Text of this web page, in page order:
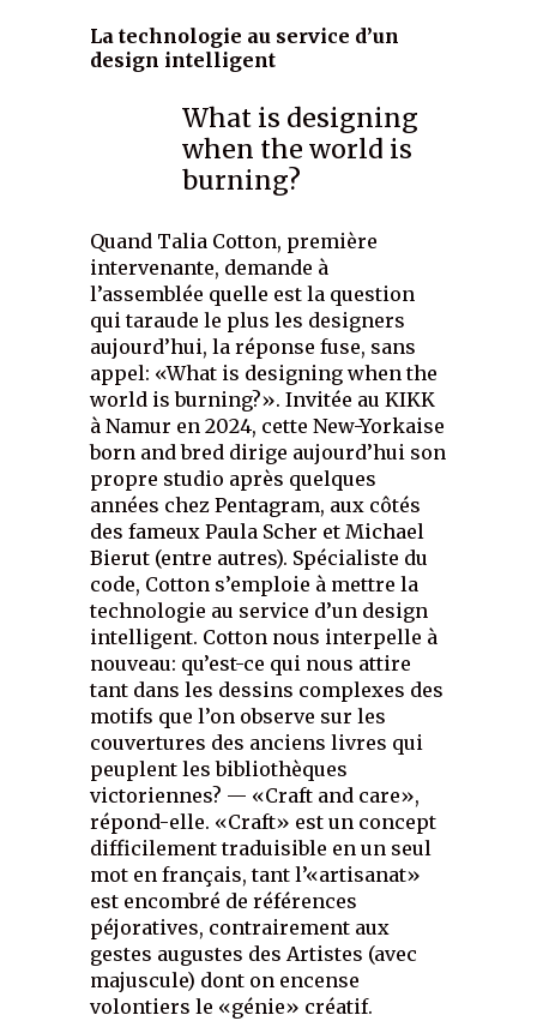
La technologie au service d’un
design intelligent
What is designing
when the world is
burning?
Quand Talia Cotton, première
intervenante, demande à
l’assemblée quelle est la question
qui taraude le plus les designers
aujourd’hui, la réponse fuse, sans
appel: «What is designing when the
world is burning?». Invitée au KIKK
à Namur en 2024, cette New-Yorkaise
born and bred dirige aujourd’hui son
propre studio après quelques
années chez Pentagram, aux côtés
des fameux Paula Scher et Michael
Bierut (entre autres). Spécialiste du
code, Cotton s’emploie à mettre la
technologie au service d’un design
intelligent. Cotton nous interpelle à
nouveau: qu’est-ce qui nous attire
tant dans les dessins complexes des
motifs que l’on observe sur les
couvertures des anciens livres qui
peuplent les bibliothèques
victoriennes? — «Craft and care»,
répond-elle. «Craft» est un concept
difficilement traduisible en un seul
mot en français, tant l’«artisanat»
est encombré de références
péjoratives, contrairement aux
gestes augustes des Artistes (avec
majuscule) dont on encense
volontiers le «génie» créatif.